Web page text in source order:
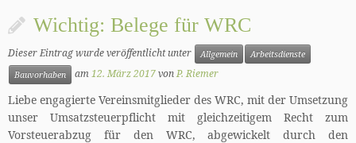
Wichtig: Belege für WRC
Dieser Eintrag wurde veröffentlicht unter Allgemein
Arbeitsdienste
Bauvorhaben
am12. März 2017vonP. Riemer
Liebe engagierte Vereinsmitglieder des WRC, mit der Umsetzung
unser Umsatzsteuerpflicht mit gleichzeitigem Recht zum
Vorsteuerabzug für den WRC, abgewickelt durch den